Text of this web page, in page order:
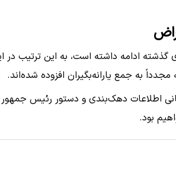
ادامه داشته است، به این ترتیب در
به جمع یارانه‌بگیران افزوده شده‌اند.
اطلاعات دهک‌بندی و دستور رئیس جمهور
بود.